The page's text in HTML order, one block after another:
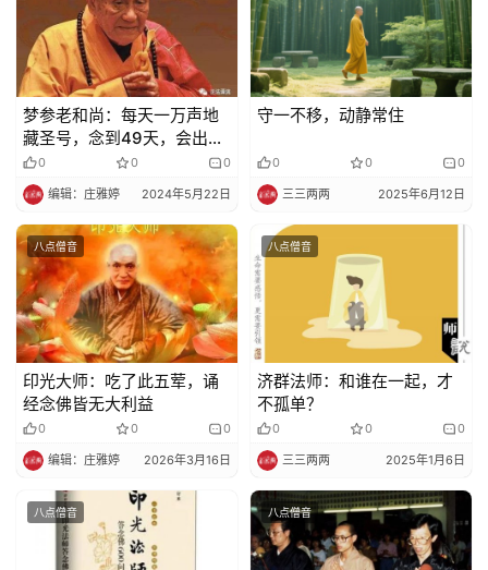
责
声
明
梦参老和尚：每天一万声地
藏圣号，念到49天，会出现
什么境界?
0 0 0
编辑：庄雅婷 2024年5月22日
守一不移，动静常住
0 0 0
三三两两 2025年6月12日
八点僧音
印光大师：吃了此五荤，诵
经念佛皆无大利益
0 0 0
编辑：庄雅婷 2026年3月16日
八点僧音
济群法师：和谁在一起，才
不孤单？
0 0 0
三三两两 2025年1月6日
八点僧音 八点僧音